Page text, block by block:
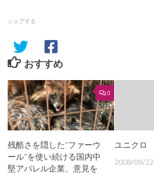
シェアする
おすすめ
0
残酷さを隠した”ファーウ
ール”を使い続ける国内中
堅アパレル企業、意見を
ユニクロ
2008/09/22